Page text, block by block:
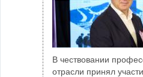
В чествовании
отрасли принял